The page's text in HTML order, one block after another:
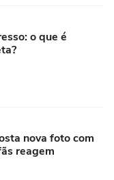
o que é
nova foto com
reagem